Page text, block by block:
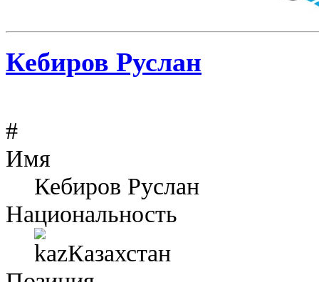
Кебиров Руслан
#
Имя
Кебиров Руслан
Национальность
Казахстан